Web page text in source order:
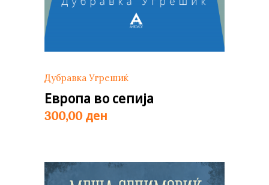
Дубравка Угрешиќ
Европа во сепија
300,00 ден